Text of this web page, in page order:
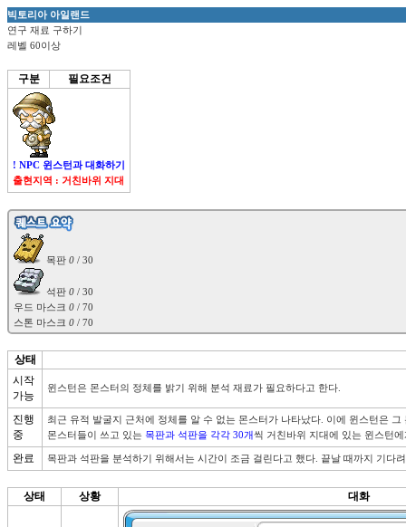
빅토리아 아일랜드
연구 재료 구하기
레벨 60이상
구분 필요조건
! NPC 윈스턴과 대화하기
출현지역 : 거친바위 지대
목판 0
석판 0 / 30
우드 마스크 0 / 70
스톤 마스크 0
상태
시작
가능
윈스턴은 몬스터의 정체를 밝기 위해 분석 재료가 필요하다고 한다.
진행
중
최근 유적 발굴지 근처에 정체를 알 수 없는 몬스터가 나타났다. 이에 윈스턴은
몬스터들이 쓰고 있는 목판과 석판을 각각 30개씩 거친바위 지대에 있는 윈스턴
완료 목판과 석판을 분석하기 위해서는 시간이 조금 걸린다고 했다. 끝날 때까지 기다
상태 상황 대화